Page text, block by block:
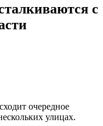
с
очередное
улицах.